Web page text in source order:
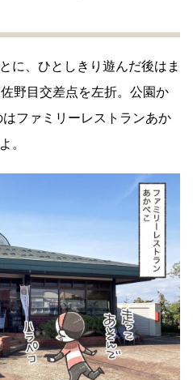
に、ひとしきり遊んだ後はま
野目交差点を左折。公園か
ファミリーレストランあか
。